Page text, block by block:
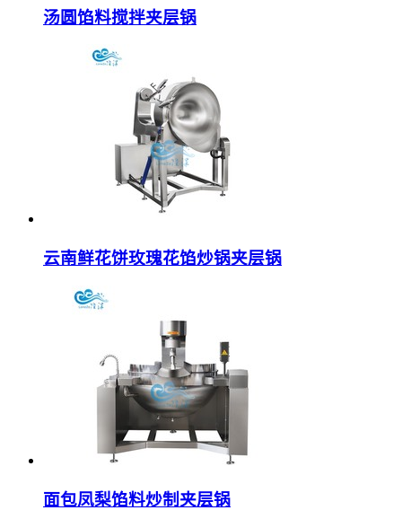
汤圆馅料搅拌夹层锅
云南鲜花饼玫瑰花馅炒锅夹层锅
面包凤梨馅料炒制夹层锅